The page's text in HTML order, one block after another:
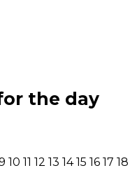
the day
10 11 12 13 14 15 16 17 18